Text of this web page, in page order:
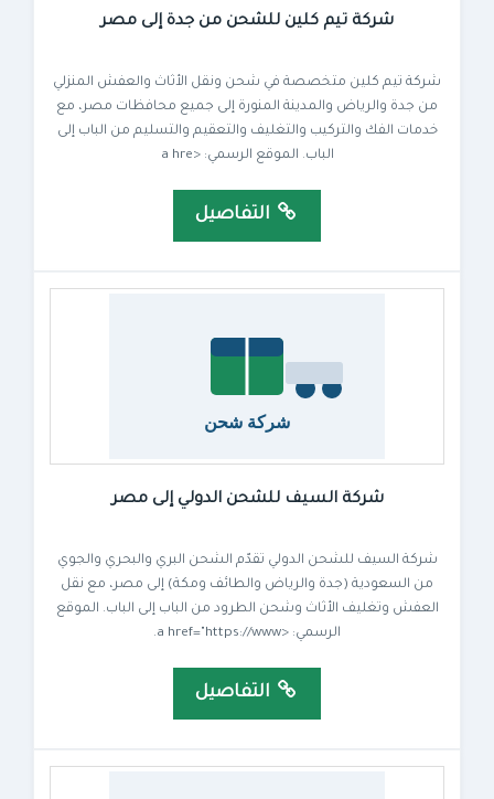
شركة تيم كلين للشحن من جدة إلى مصر
شركة تيم كلين متخصصة في شحن ونقل الأثاث والعفش المنزلي
من جدة والرياض والمدينة المنورة إلى جميع محافظات مصر، مع
خدمات الفك والتركيب والتغليف والتعقيم والتسليم من الباب إلى
الباب. الموقع الرسمي: <a hre
التفاصيل
شركة السيف للشحن الدولي إلى مصر
شركة السيف للشحن الدولي تقدّم الشحن البري والبحري والجوي
من السعودية (جدة والرياض والطائف ومكة) إلى مصر، مع نقل
العفش وتغليف الأثاث وشحن الطرود من الباب إلى الباب. الموقع
الرسمي: <a href="https://www.
التفاصيل